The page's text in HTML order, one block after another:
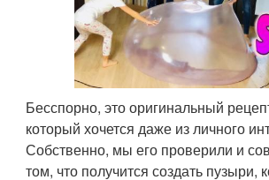
Бесспорно, это оригинальный
который хочется даже из личного
Собственно, мы его проверили и
том, что получится создать пузыри,